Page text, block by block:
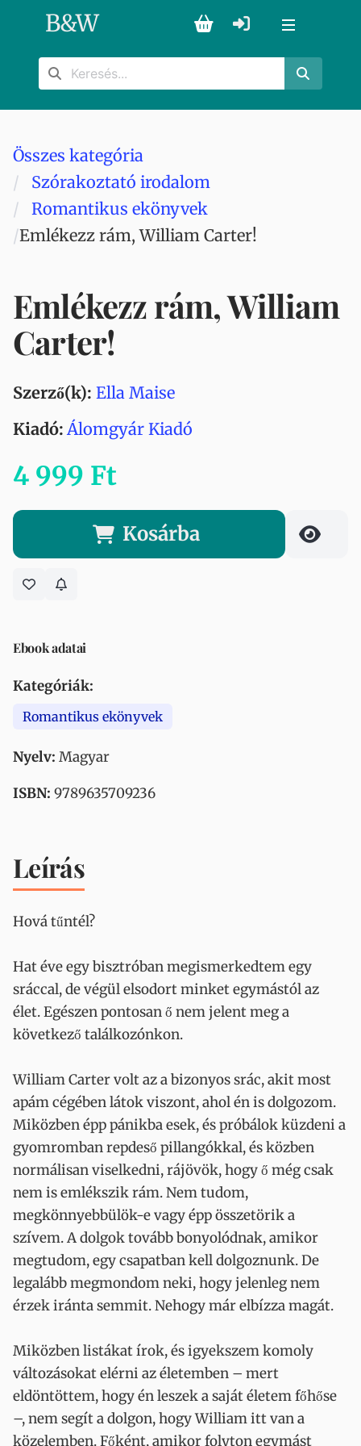
B&W
Összes kategória
Szórakoztató irodalom
Romantikus ekönyvek
Emlékezz rám, William Carter!
Emlékezz rám, William
Carter!
Szerző(k): Ella Maise
Kiadó: Álomgyár Kiadó
4 999 Ft
Kosárba
Ebook adatai
Kategóriák:
Romantikus ekönyvek
Nyelv: Magyar
ISBN: 9789635709236
Leírás
Hová tűntél?
Hat éve egy bisztróban megismerkedtem egy
sráccal, de végül elsodort minket egymástól az
élet. Egészen pontosan ő nem jelent meg a
következő találkozónkon.
William Carter volt az a bizonyos srác, akit most
apám cégében látok viszont, ahol én is dolgozom.
Miközben épp pánikba esek, és próbálok küzdeni a
gyomromban repdeső pillangókkal, és közben
normálisan viselkedni, rájövök, hogy ő még csak
nem is emlékszik rám. Nem tudom,
megkönnyebbülök-e vagy épp összetörik a
szívem. A dolgok tovább bonyolódnak, amikor
megtudom, egy csapatban kell dolgoznunk. De
legalább megmondom neki, hogy jelenleg nem
érzek iránta semmit. Nehogy már elbízza magát.
Miközben listákat írok, és igyekszem komoly
változásokat elérni az életemben – mert
eldöntöttem, hogy én leszek a saját életem főhőse
–, nem segít a dolgon, hogy William itt van a
közelemben. Főként, amikor folyton egymást